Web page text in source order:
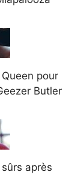
pour
Butler
après